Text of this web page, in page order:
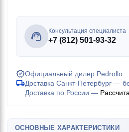
Консультация специалиста
+7 (812) 501-93-32
Официальный дилер Pedrollo
Доставка Санкт-Петербург —
Доставка по России —
ОСНОВНЫЕ ХАРАКТЕРИСТИКИ